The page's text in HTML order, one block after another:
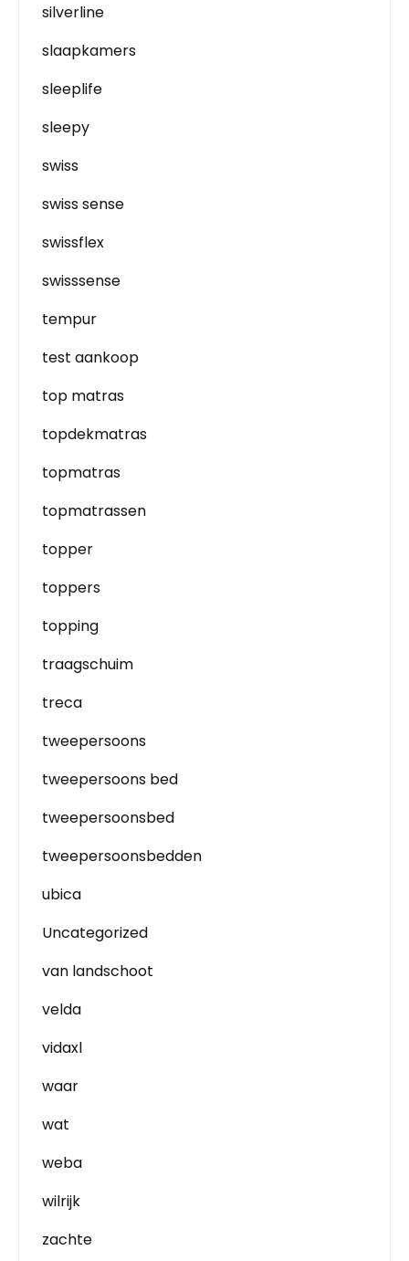
silverline
slaapkamers
sleeplife
sleepy
swiss
swiss sense
swissflex
swisssense
tempur
test aankoop
top matras
topdekmatras
topmatras
topmatrassen
topper
toppers
topping
traagschuim
treca
tweepersoons
tweepersoons bed
tweepersoonsbed
tweepersoonsbedden
ubica
Uncategorized
van landschoot
velda
vidaxl
waar
wat
weba
wilrijk
zachte